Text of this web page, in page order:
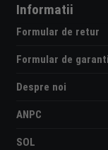
Informatii
Formular de retur
Formular de
Despre noi
ANPC
SOL